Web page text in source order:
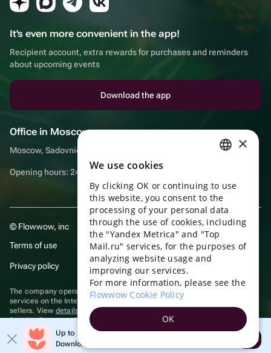
It's even more convenient in the app!
Recipient account, extra rewards for purchases and reminders
about upcoming events
Download the app
Office in Moscow
Moscow, Sadovnicheskaya embankment, 9, room 2/3
Opening hours: 24/7
© Flowwow, inc
Terms of use
Privacy policy
The company operates in the information technology sector, providing
services on the Internet for placing offers (listings) of goods for sale by
sellers. View details of software
included in the Unified Register of
Russian Programs for Electronic Computers and Databases.
Recommendation technologies
Up to 10% off your first order
Download the app & get your promo
Open
ENGLISH
UKRAINIAN
PORTUGUESE
SPANISH
TURKISH
×
We use cookies
By clicking OK or continuing to use
this website, you consent to the
processing of your personal data
through the use of cookies, including
the "Yandex Metrica" and "Top
Mail.ru" services, for the purposes of
analyzing website usage and
improving our services.
For more information, please see the
Flowwow Cookie Policy
OK